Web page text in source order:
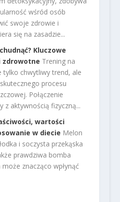
wśród osób
swoje zdrowie i
się na zasadzie...
Kluczowe
zdrowotne Trening na
tylko chwytliwy trend, ale
procesu
Połączenie
z aktywnością fizyczną...
wartości
w diecie Melon
i soczysta przekąska
prawdziwa bomba
znacząco wpłynąć